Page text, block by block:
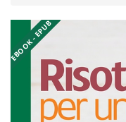
EBOOK - EPUB